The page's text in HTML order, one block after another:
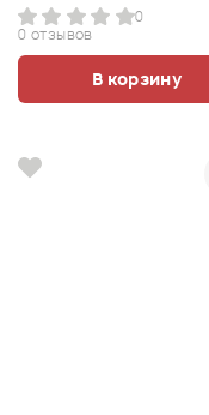
0
0 отзывов
В корзину